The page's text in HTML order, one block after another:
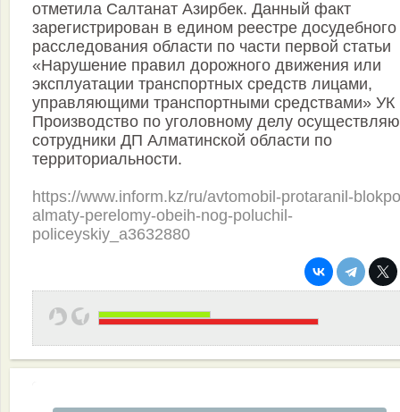
отметила Салтанат Азирбек. Данный факт
зарегистрирован в едином реестре досудебного
расследования области по части первой статьи
«Нарушение правил дорожного движения или
эксплуатации транспортных средств лицами,
управляющими транспортными средствами» УК
Производство по уголовному делу
сотрудники ДП Алматинской области по
территориальности.
https://www.inform.kz/ru/avtomobil-protaranil-
almaty-perelomy-obeih-nog-poluchil-
policeyskiy_a3632880